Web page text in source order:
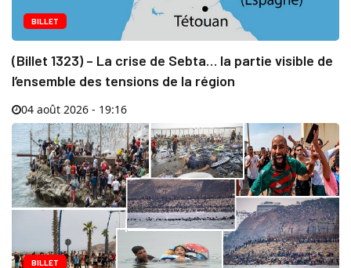
BILLET
(Billet 1323) – La crise de Sebta… la partie visible de
l’ensemble des tensions de la région
04 août 2026 - 19:16
BILLET